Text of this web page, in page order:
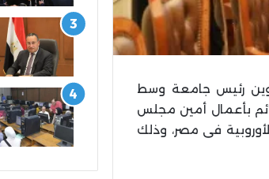
رئيس جامعة وسط
بأعمال أمين مجلس
فى مصر، وذلك